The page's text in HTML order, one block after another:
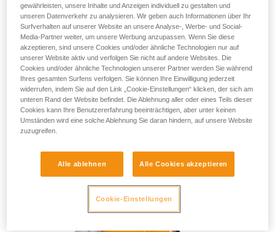
gewährleisten, unsere Inhalte und Anzeigen individuell zu gestalten und
unseren Datenverkehr zu analysieren. Wir geben auch Informationen über Ihr
Surfverhalten auf unserer Website an unsere Analyse-, Werbe- und Social-
Media-Partner weiter, um unsere Werbung anzupassen. Wenn Sie diese
akzeptieren, sind unsere Cookies und/oder ähnliche Technologien nur auf
unserer Website aktiv und verfolgen Sie nicht auf andere Websites. Die
Cookies und/oder ähnliche Technologien unserer Partner werden Sie während
Ihres gesamten Surfens verfolgen. Sie können Ihre Einwilligung jederzeit
widerrufen, indem Sie auf den Link „Cookie-Einstellungen“ klicken, der sich am
unteren Rand der Website befindet. Die Ablehnung aller oder eines Teils dieser
Cookies kann Ihre Benutzererfahrung beeinträchtigen, aber unter keinen
Umständen wird eine solche Ablehnung Sie daran hindern, auf unsere Website
zuzugreifen.
Alle ablehnen Alle Cookies akzeptieren
Cookie-Einstellungen